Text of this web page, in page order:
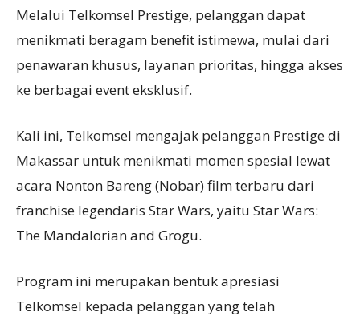
Melalui Telkomsel Prestige, pelanggan dapat
menikmati beragam benefit istimewa, mulai dari
penawaran khusus, layanan prioritas, hingga akses
ke berbagai event eksklusif.
Kali ini, Telkomsel mengajak pelanggan Prestige di
Makassar untuk menikmati momen spesial lewat
acara Nonton Bareng (Nobar) film terbaru dari
franchise legendaris Star Wars, yaitu Star Wars:
The Mandalorian and Grogu.
Program ini merupakan bentuk apresiasi
Telkomsel kepada pelanggan yang telah